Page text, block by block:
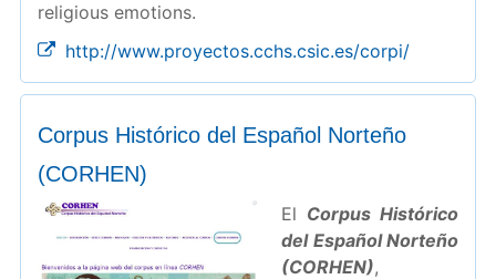
religious emotions.
http://www.proyectos.cchs.csic.es/corpi/
Corpus Histórico del Español Norteño
(CORHEN)
El Corpus Histórico
del Español Norteño
(CORHEN),